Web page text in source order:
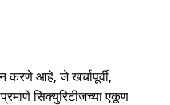
करणे आहे, जे खर्चापूर्वी,
सिक्युरिटीजच्या एकूण